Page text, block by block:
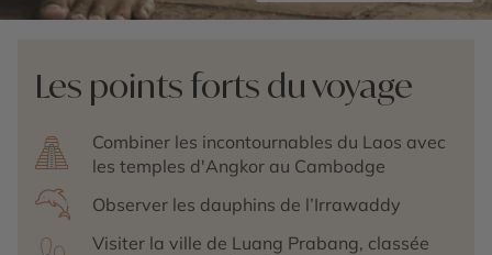
Les points forts du voyage
Combiner les incontournables du Laos avec
les temples d'Angkor au Cambodge
Observer les dauphins de l’Irrawaddy
Visiter la ville de Luang Prabang, classée